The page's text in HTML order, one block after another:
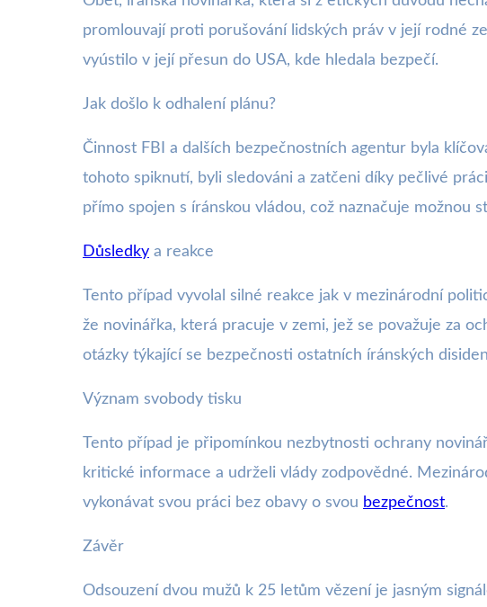
promlouvají proti porušování lidských práv v její rodné
vyústilo v její přesun do USA, kde hledala bezpečí.
Jak došlo k odhalení plánu?
Činnost FBI a dalších bezpečnostních agentur byla
tohoto spiknutí, byli sledováni a zatčeni díky pečlivé
přímo spojen s íránskou vládou, což naznačuje možnou
Důsledky a reakce
Tento případ vyvolal silné reakce jak v mezinárodní
že novinářka, která pracuje v zemi, jež se považuje za
otázky týkající se bezpečnosti ostatních íránských
Význam svobody tisku
Tento případ je připomínkou nezbytnosti ochrany
kritické informace a udrželi vlády zodpovědné.
vykonávat svou práci bez obavy o svou bezpečnost.
Závěr
Odsouzení dvou mužů k 25 letům vězení je jasným